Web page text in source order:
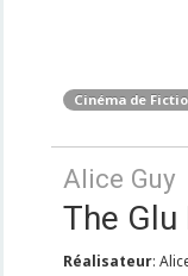
Cinéma de
Alice Guy
The Glu
Réalisateur: